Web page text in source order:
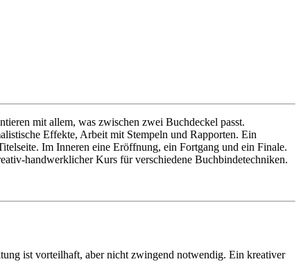
mit allem, was zwischen zwei Buchdeckel passt.
Effekte, Arbeit mit Stempeln und Rapporten. Ein
Im Inneren eine Eröffnung, ein Fortgang und ein Finale.
handwerklicher Kurs für verschiedene Buchbindetechniken.
ist vorteilhaft, aber nicht zwingend notwendig. Ein kreativer